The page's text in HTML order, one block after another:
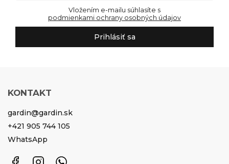
podmienkami ochrany osobných údajov
Prihlásiť sa
KONTAKT
gardin@gardin.sk
+421 905 744 105
WhatsApp
FacebookInstagram